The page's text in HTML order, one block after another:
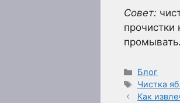
Совет:
прочистки
промывать.
Рубрики
Блог
Метки
Чистка
Как